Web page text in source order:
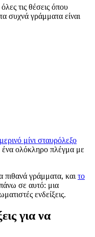
τις θέσεις όπου
συχνά γράμματα είναι
μίνι σταυρόλεξο
ένα ολόκληρο πλέγμα με
πιθανά γράμματα, και το
σε αυτό: μια
ενδείξεις.
για να